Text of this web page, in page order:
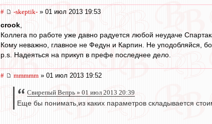
# -skeptik- » 01 июл 2013 19:53
crook
Коллега по работе уже давно радуется любой неудаче
Кому неважно, главное не Федун и Карпин. Не уподобляйся,
p.s. Надеяться на прикуп в префе последнее дело.
# mmmmm » 01 июл 2013 19:52
Свирепый Вепрь » 01 июл 2013 20:39
Еще бы понимать,из каких параметров складывается